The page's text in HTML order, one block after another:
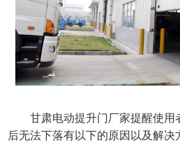
甘肃电动提升门厂家提醒使用
后无法下落有以下的原因以及解决